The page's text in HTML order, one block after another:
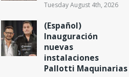
Tuesday August 4th, 2026
(Español)
Inauguración
nuevas
instalaciones
Pallotti Maquinarias